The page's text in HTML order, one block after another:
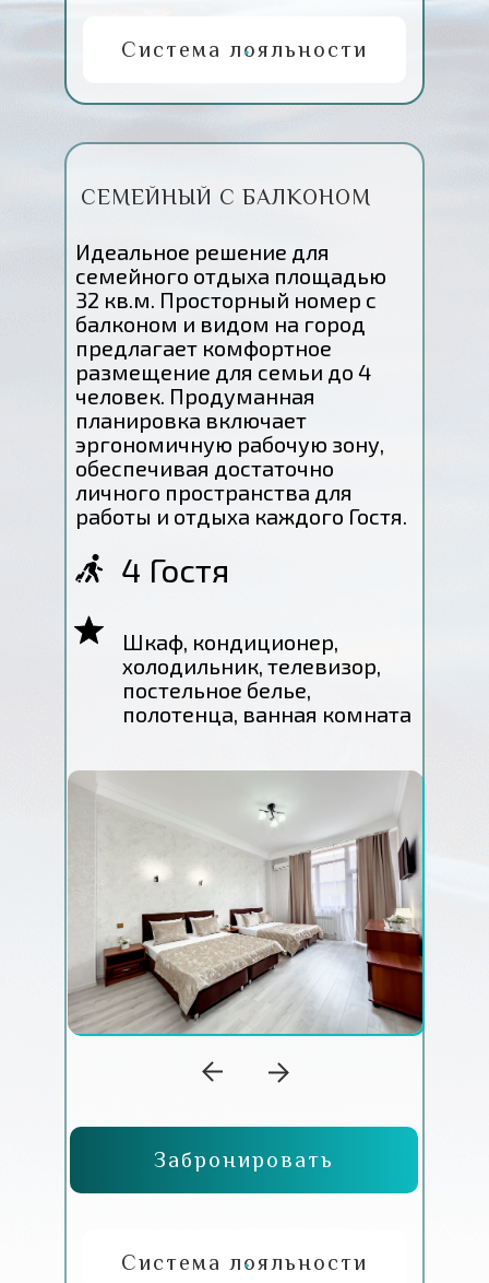
Система лояльности
Забронировать
Система лояльности
СЕМЕЙНЫЙ С БАЛКОНОМ
4 Гостя
Шкаф, кондиционер,
холодильник, телевизор,
постельное белье,
полотенца, ванная комната
Идеальное решение для
семейного отдыха площадью
32 кв.м. Просторный номер с
балконом и видом на город
предлагает комфортное
размещение для семьи до 4
человек. Продуманная
планировка включает
эргономичную рабочую зону,
обеспечивая достаточно
личного пространства для
работы и отдыха каждого Гостя.